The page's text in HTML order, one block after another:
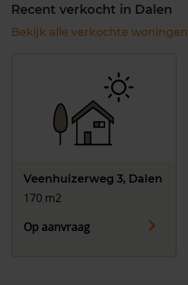
Recent verkocht in Dalen
Bekijk alle verkochte woningen
Veenhuizerweg 3, Dalen
170 m2
Op aanvraag